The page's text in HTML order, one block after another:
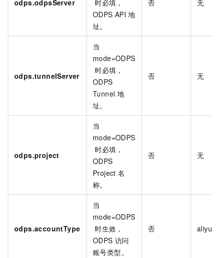
odps.odpsServer
时必填，
ODPS API 地
址。
否 无
odps.tunnelServer
当
mode=ODPS
时必填，
ODPS
Tunnel 地
址。
否 无
odps.project
当
mode=ODPS
时必填，
ODPS
Project 名
称。
否 无
odps.accountType
当
mode=ODPS
时生效，
ODPS 访问
账号类型。
否 aliyun